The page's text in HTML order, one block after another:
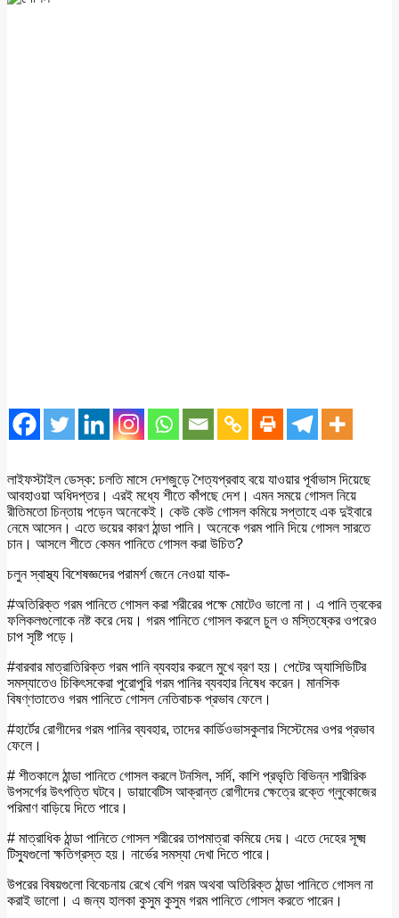
লাইফস্টাইল ডেস্ক: চলতি মাসে দেশজুড়ে শৈত্যপ্রবাহ বয়ে যাওয়ার পূর্বাভাস দিয়েছে
আবহাওয়া অধিদপ্তর। এরই মধ্যে শীতে কাঁপছে দেশ। এমন সময়ে গোসল নিয়ে
রীতিমতো চিন্তায় পড়েন অনেকেই। কেউ কেউ গোসল কমিয়ে সপ্তাহে এক দুইবারে
নেমে আসেন। এতে ভয়ের কারণ ঠান্ডা পানি। অনেকে গরম পানি দিয়ে গোসল সারতে
চান। আসলে শীতে কেমন পানিতে গোসল করা উচিত?
চলুন স্বাস্থ্য বিশেষজ্ঞদের পরামর্শ জেনে নেওয়া যাক-
#অতিরিক্ত গরম পানিতে গোসল করা শরীরের পক্ষে মোটেও ভালো না। এ পানি ত্বকের
ফলিকলগুলোকে নষ্ট করে দেয়। গরম পানিতে গোসল করলে চুল ও মস্তিষ্কের ওপরেও
চাপ সৃষ্টি পড়ে।
#বারবার মাত্রাতিরিক্ত গরম পানি ব্যবহার করলে মুখে ব্রণ হয়। পেটের অ্যাসিডিটির
সমস্যাতেও চিকিৎসকেরা পুরোপুরি গরম পানির ব্যবহার নিষেধ করেন। মানসিক
বিষণ্ণতাতেও গরম পানিতে গোসল নেতিবাচক প্রভাব ফেলে।
#হার্টের রোগীদের গরম পানির ব্যবহার, তাদের কার্ডিওভাসকুলার সিস্টেমের ওপর প্রভাব
ফেলে।
# শীতকালে ঠান্ডা পানিতে গোসল করলে টনসিল, সর্দি, কাশি প্রভৃতি বিভিন্ন শারীরিক
উপসর্গের উৎপত্তি ঘটবে। ডায়াবেটিস আক্রান্ত রোগীদের ক্ষেত্রে রক্তে গ্লুকোজের
পরিমাণ বাড়িয়ে দিতে পারে।
# মাত্রাধিক ঠান্ডা পানিতে গোসল শরীরের তাপমাত্রা কমিয়ে দেয়। এতে দেহের সূক্ষ্ম
টিস্যুগুলো ক্ষতিগ্রস্ত হয়। নার্ভের সমস্যা দেখা দিতে পারে।
উপরের বিষয়গুলো বিবেচনায় রেখে বেশি গরম অথবা অতিরিক্ত ঠান্ডা পানিতে গোসল না
করাই ভালো। এ জন্য হালকা কুসুম কুসুম গরম পানিতে গোসল করতে পারেন।